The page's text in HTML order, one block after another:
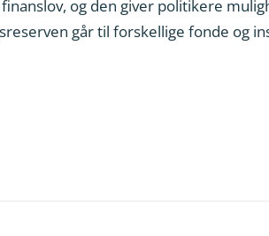
og den giver politikere
går til forskellige fonde og